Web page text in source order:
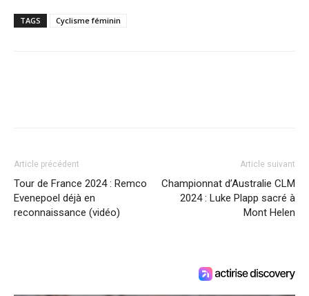
TAGS Cyclisme féminin
Article précédent
Tour de France 2024 : Remco
Evenepoel déjà en
reconnaissance (vidéo)
Article suivant
Championnat d’Australie CLM
2024 : Luke Plapp sacré à
Mont Helen